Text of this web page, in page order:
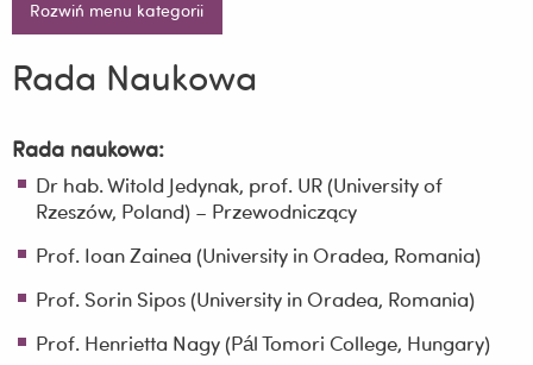
Rozwiń menu kategorii
Rada Naukowa
Rada naukowa:
Dr hab. Witold Jedynak, prof. UR (University of
Rzeszów, Poland) – Przewodniczący
Prof. Ioan Zainea (University in Oradea, Romania)
Prof. Sorin Sipos (University in Oradea, Romania)
Prof. Henrietta Nagy (Pál Tomori College, Hungary)